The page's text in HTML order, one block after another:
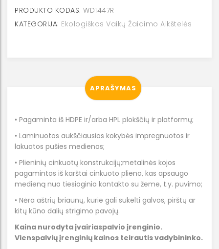
R
PRODUKTO KODAS: WD1447R
KATEGORIJA: Ekologiškos Vaikų Žaidimo Aikštelės
APRAŠYMAS
• Pagaminta iš HDPE ir/arba HPL plokščių ir platformų;
• Laminuotos aukščiausios kokybės impregnuotos ir
lakuotos pušies medienos;
• Plieninių cinkuotų konstrukcijų;metalinės kojos
pagamintos iš karštai cinkuoto plieno, kas apsaugo
medieną nuo tiesioginio kontakto su žeme, t.y. puvimo;
• Nėra aštrių briaunų, kurie gali sukelti galvos, pirštų ar
kitų kūno dalių strigimo pavojų.
Kaina nurodyta įvairiaspalvio įrenginio.
Vienspalvių įrenginių kainos teirautis vadybininko.